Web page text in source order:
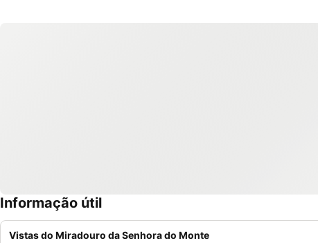
Informação útil
Vistas do Miradouro da Senhora do Monte